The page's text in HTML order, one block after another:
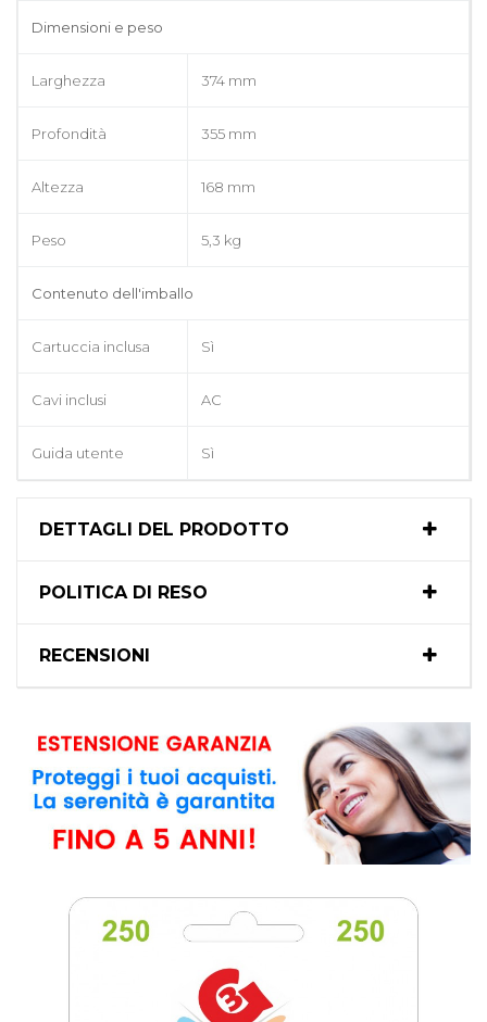
Dimensioni e peso
Larghezza 374 mm
Profondità 355 mm
Altezza 168 mm
Peso 5,3 kg
Contenuto dell'imballo
Cartuccia inclusa Sì
Cavi inclusi AC
Guida utente Sì
DETTAGLI DEL PRODOTTO
POLITICA DI RESO
RECENSIONI